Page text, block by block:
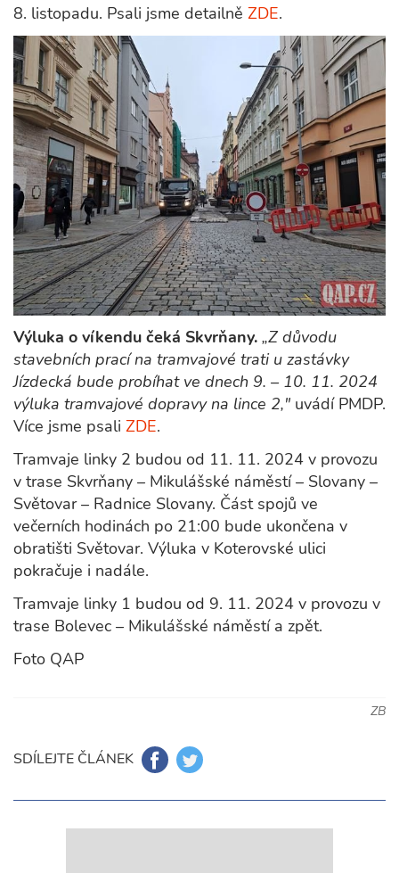
8. listopadu. Psali jsme detailně ZDE.
Výluka o víkendu čeká Skvrňany. „Z důvodu
stavebních prací na tramvajové trati u zastávky
Jízdecká bude probíhat ve dnech 9. – 10. 11. 2024
výluka tramvajové dopravy na lince 2," uvádí PMDP.
Více jsme psali ZDE.
Tramvaje linky 2 budou od 11. 11. 2024 v provozu
v trase Skvrňany – Mikulášské náměstí – Slovany –
Světovar – Radnice Slovany. Část spojů ve
večerních hodinách po 21:00 bude ukončena v
obratišti Světovar. Výluka v Koterovské ulici
pokračuje i nadále.
Tramvaje linky 1 budou od 9. 11. 2024 v provozu v
trase Bolevec – Mikulášské náměstí a zpět.
Foto QAP
ZB
SDÍLEJTE ČLÁNEK